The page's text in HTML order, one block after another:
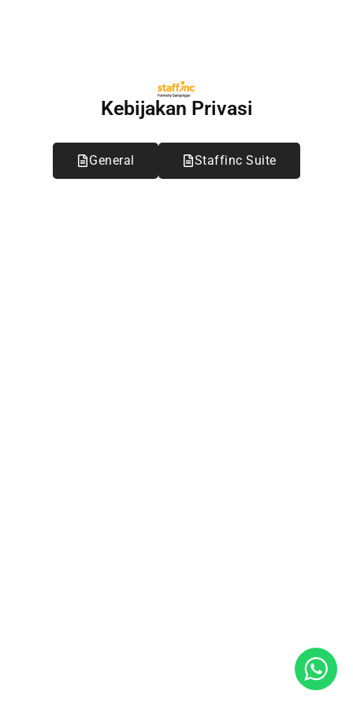
Kebijakan Privasi
General Staffinc Suite